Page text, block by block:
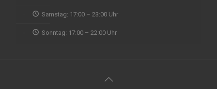
Samstag: 17:00 – 23:00 Uhr
Sonntag: 17:00 – 22:00 Uhr